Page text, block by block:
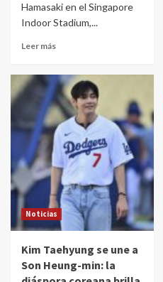
Hamasaki en el Singapore
Indoor Stadium,...
Leer más
Noticias
Kim Taehyung se une a
Son Heung-min: la